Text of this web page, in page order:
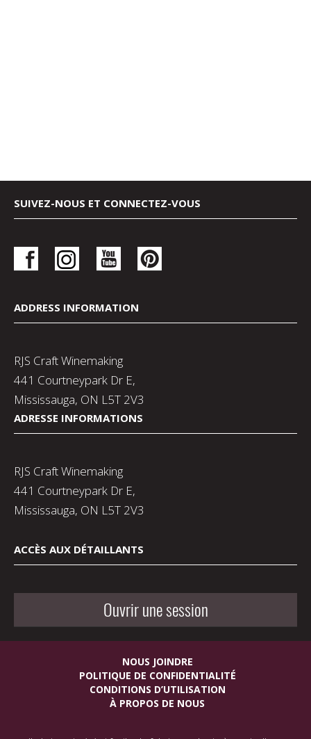
SUIVEZ-NOUS ET CONNECTEZ-VOUS
ADDRESS INFORMATION
RJS Craft Winemaking
441 Courtneypark Dr E,
Mississauga, ON L5T 2V3
ADRESSE INFORMATIONS
RJS Craft Winemaking
441 Courtneypark Dr E,
Mississauga, ON L5T 2V3
ACCÈS AUX DÉTAILLANTS
Ouvrir une session
NOUS JOINDRE
POLITIQUE DE CONFIDENTIALITÉ
CONDITIONS D’UTILISATION
À PROPOS DE NOUS